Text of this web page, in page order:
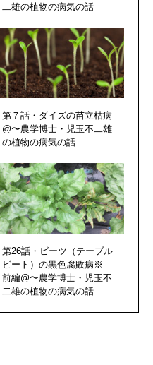
二雄の植物の病気の話
第７話・ダイズの苗立枯病
@〜農学博士・児玉不二雄
の植物の病気の話
第26話・ビーツ（テーブル
ビート）の黒色腐敗病※
前編@〜農学博士・児玉不
二雄の植物の病気の話